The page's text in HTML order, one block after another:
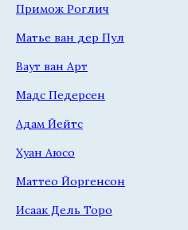
Примож Роглич
Матье ван дер Пул
Ваут ван Арт
Мадс Педерсен
Адам Йейтс
Хуан Аюсо
Маттео Йоргенсон
Исаак Дель Торо